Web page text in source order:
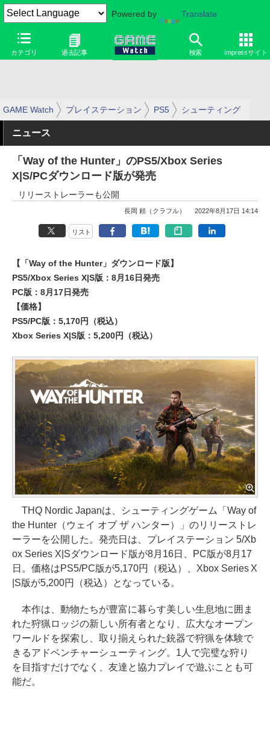
Powered by Translate
カテゴリ 過去記事 検索 Impressサイト
GAME Watch プレイステーション PS5 シューティング
ニュース
「Way of the Hunter」のPS5/Xbox Series
X|S/PCダウンロード版が発売
リリーストレーラーも公開
長岡 頼（クラフル） 2022年8月17日 14:14
リスト
【「Way of the Hunter」ダウンロード版】
PS5/Xbox Series X|S版：8月16日発売
PC版：8月17日発売
【価格】
PS5/PC版：5,170円（税込）
Xbox Series X|S版：5,200円（税込）
THQ Nordic Japanは、シューティングゲーム「Way of
the Hunter（ウェイ オブ ザ ハンター）」のリリーストレ
ーラーを公開した。発売日は、プレイステーション 5/Xb
ox Series X|Sダウンロード版が8月16日、PC版が8月17
日。価格はPS5/PC版が5,170円（税込）、Xbox Series X
|S版が5,200円（税込）となっている。
本作は、動物たちが豊富に暮らす美しい生息地に囲ま
れた狩猟ロッジの新しい所有者となり、広大なオープン
ワールドを探索し、取り揃えられた銃器で狩猟を体験で
きるアドベンチャーシューティング。1人で完璧な狩り
を目指すだけでなく、友達と協力プレイで遊ぶことも可
能だ。